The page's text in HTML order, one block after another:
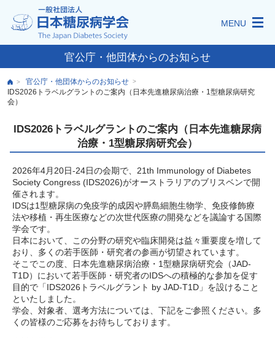
MENU
官公庁・他団体からのお知らせ
> 官公庁・他団体からのお知らせ >
IDS2026トラベルグラントのご案内（日本先進糖尿病治療・1型糖尿病研究
会）
IDS2026トラベルグラントのご案内（日本先進糖尿病
治療・1型糖尿病研究会）
2026年4月20日-24日の会期で、21th Immunology of Diabetes
Society Congress (IDS2026)がオーストラリアのブリスベンで開
催されます。
IDSは1型糖尿病の免疫学的成因や膵島細胞生物学、免疫修飾療
法や移植・再生医療などの次世代医療の開発などを議論する国際
学会です。
日本において、この分野の研究や臨床開発は益々重要度を増して
おり、多くの若手医師・研究者の参画が切望されています。
そこでこの度、日本先進糖尿病治療・1型糖尿病研究会（JAD-
T1D）において若手医師・研究者のIDSへの積極的な参加を促す
目的で「IDS2026トラベルグラント by JAD-T1D」を設けること
といたしました。
学会、対象者、選考方法については、下記をご参照ください。多
くの皆様のご応募をお待ちしております。